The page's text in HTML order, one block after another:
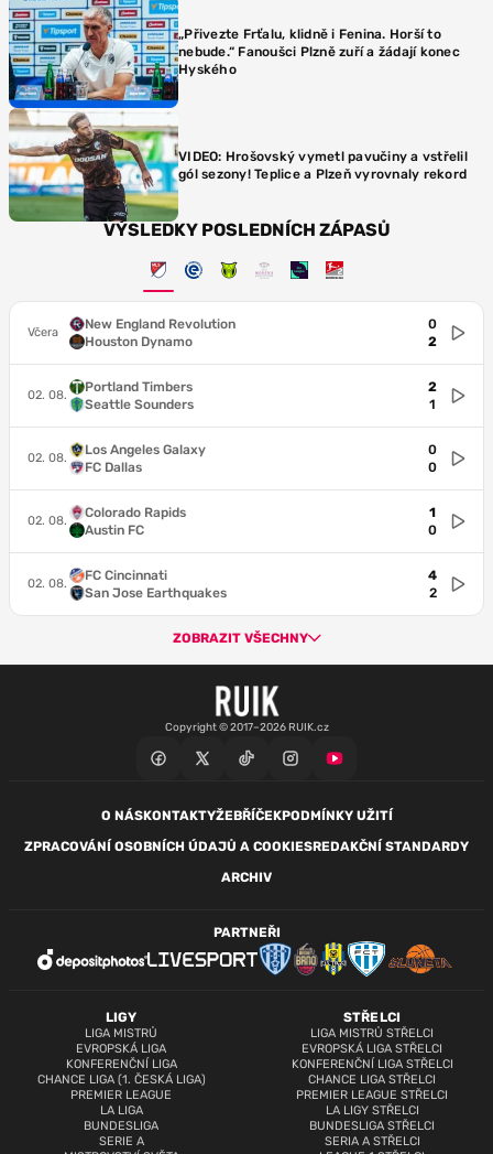
„Přivezte Frťalu, klidně i Fenina. Horší to
nebude.“ Fanoušci Plzně zuří a žádají konec
Hyského
VIDEO: Hrošovský vymetl pavučiny a vstřelil
gól sezony! Teplice a Plzeň vyrovnaly rekord
VÝSLEDKY POSLEDNÍCH ZÁPASŮ
Včera
New England Revolution
Houston Dynamo
0
2
02. 08.
Portland Timbers
Seattle Sounders
2
1
02. 08.
Los Angeles Galaxy
FC Dallas
0
0
02. 08.
Colorado Rapids
Austin FC
1
0
02. 08.
FC Cincinnati
San Jose Earthquakes
4
2
ZOBRAZIT VŠECHNY
Copyright © 2017–2026 RUIK.cz
O NÁSKONTAKTYŽEBŘÍČEKPODMÍNKY UŽITÍ
ZPRACOVÁNÍ OSOBNÍCH ÚDAJŮ A COOKIESREDAKČNÍ STANDARDY
ARCHIV
LIGY
LIGA MISTRŮ
EVROPSKÁ LIGA
KONFERENČNÍ LIGA
CHANCE LIGA (1. ČESKÁ LIGA)
PREMIER LEAGUE
LA LIGA
BUNDESLIGA
SERIE A
STŘELCI
LIGA MISTRŮ STŘELCI
EVROPSKÁ LIGA STŘELCI
KONFERENČNÍ LIGA STŘELCI
CHANCE LIGA STŘELCI
PREMIER LEAGUE STŘELCI
LA LIGY STŘELCI
BUNDESLIGA STŘELCI
SERIA A STŘELCI
PARTNEŘI